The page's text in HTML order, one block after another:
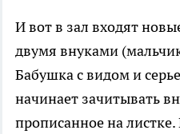
И вот в зал входят
двумя внуками
Бабушка с видом и
начинает зачитывать
прописанное на